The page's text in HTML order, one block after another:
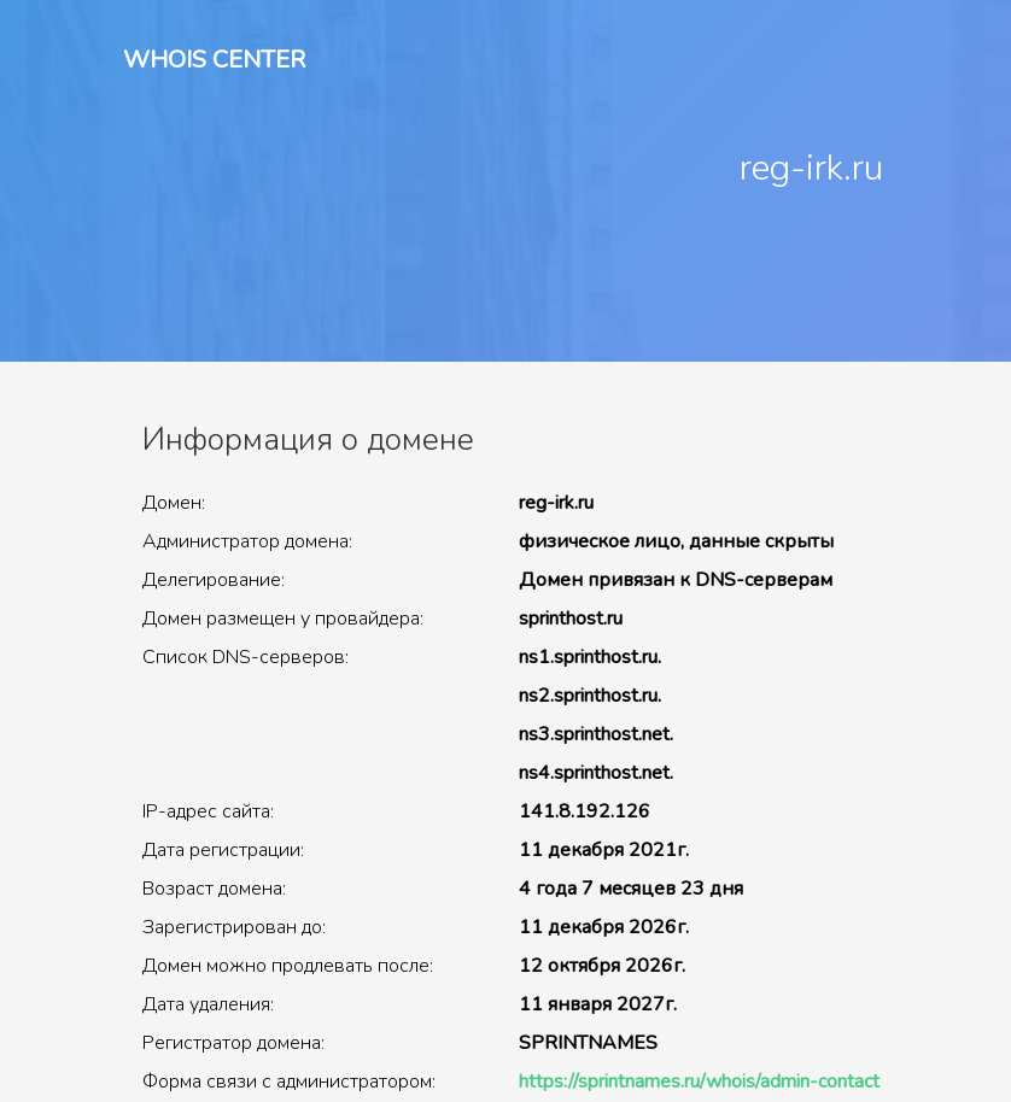
WHOIS CENTER
reg-irk.ru
Информация о домене
Домен:
reg-irk.ru
Администратор домена:
физическое лицо, данные скрыты
Делегирование:
Домен привязан к DNS-серверам
Домен размещен у провайдера:
sprinthost.ru
Список DNS-серверов:
ns1.sprinthost.ru.
ns2.sprinthost.ru.
ns3.sprinthost.net.
ns4.sprinthost.net.
IP-адрес сайта:
141.8.192.126
Дата регистрации:
11 декабря 2021г.
Возраст домена:
4 года 7 месяцев 23 дня
Зарегистрирован до:
11 декабря 2026г.
Домен можно продлевать после:
12 октября 2026г.
Дата удаления:
11 января 2027г.
Регистратор домена:
SPRINTNAMES
Форма связи с администратором:
https://sprintnames.ru/whois/admin-contact